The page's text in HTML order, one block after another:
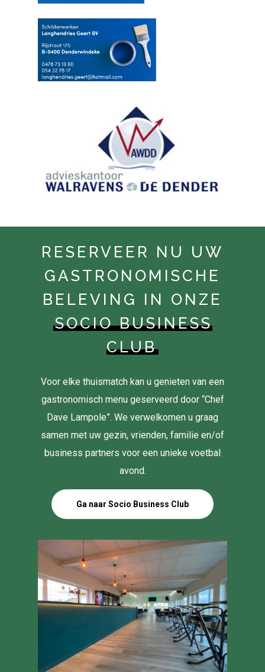
RESERVEER NU UW
GASTRONOMISCHE
BELEVING IN ONZE
SOCIO BUSINESS
CLUB
Voor elke thuismatch kan u genieten van een
gastronomisch menu geserveerd door “Chef
Dave Lampole”. We verwelkomen u graag
samen met uw gezin, vrienden, familie en/of
business partners voor een unieke voetbal
avond.
Ga naar Socio Business Club